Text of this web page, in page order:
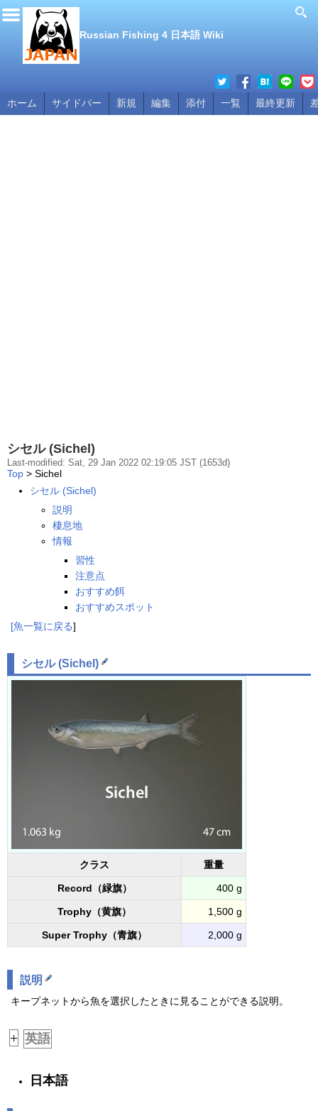
Russian Fishing 4 日本語 Wiki
ホーム サイドバー 新規 編集 添付 一覧 最終更新
シセル (Sichel)
Last-modified: Sat, 29 Jan 2022 02:19:05 JST (1653d)
Top > Sichel
シセル (Sichel)
説明
棲息地
情報
習性
注意点
おすすめ餌
おすすめスポット
[魚一覧に戻る]
シセル (Sichel )
クラス 重量
Record（緑旗） 400 g
Trophy（黄旗） 1,500 g
Super Trophy（青旗） 2,000 g
説明
キープネットから魚を選択したときに見ることができる説明。
+ 英語
日本語